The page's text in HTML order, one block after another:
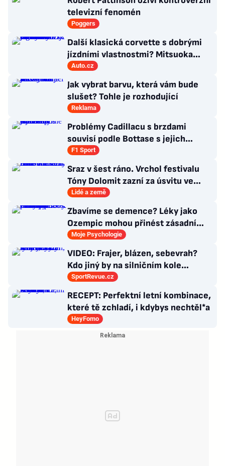
televizní fenomén
Poggers
Další klasická corvette s dobrými
jízdními vlastnostmi? Mitsuoka
znovu využije legendární MX-5
Auto.cz
Jak vybrat barvu, která vám bude
slušet? Tohle je rozhodující
Reklama
Problémy Cadillacu s brzdami
souvisí podle Bottase s jejich
chlazením
F1 Sport
Sraz v šest ráno. Vrchol festivalu
Tóny Dolomit zazní za úsvitu ve
3000 metrech
Lidé a země
Zbavíme se demence? Léky jako
Ozempic mohou přinést zásadní
průlom v léčbě Alzheimerovy
choroby
Moje Psychologie
VIDEO: Frajer, blázen, sebevrah?
Kdo jiný by na silničním kole
dokázal tyhle triky?
SportRevue.cz
RECEPT: Perfektní letní kombinace,
které tě zchladí, i kdybys nechtěl*a
HeyFomo